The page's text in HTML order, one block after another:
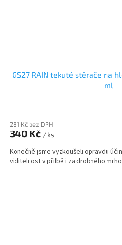
GS27 RAIN tekuté stěrače na
ml
281 Kč bez DPH
340 Kč / ks
Konečně jsme vyzkoušeli opravdu
viditelnost v přilbě i za drobného